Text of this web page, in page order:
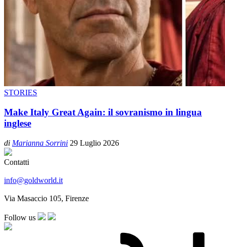
STORIES
Make Italy Great Again: il sovranismo in lingua
inglese
di Marianna Sorrini 29 Luglio 2026
Contatti
info@goldworld.it
Via Masaccio 105, Firenze
Follow us